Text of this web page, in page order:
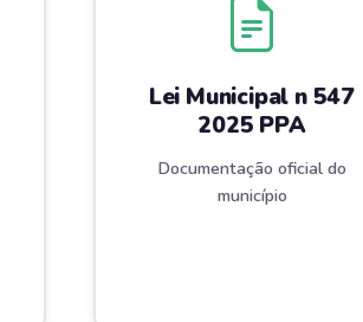
Lei Municipal n 547
2025 PPA
Documentação oficial do
município